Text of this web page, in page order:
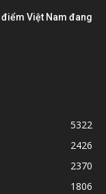
Việt Nam đang
5322
2426
2370
1806